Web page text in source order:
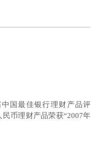
国最佳银行理财产品评
币理财产品荣获“2007年